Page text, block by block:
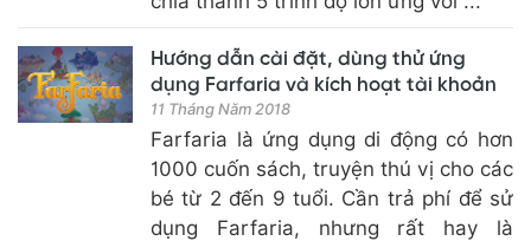
Hướng dẫn cài đặt, dùng thử ứng
dụng Farfaria và kích hoạt tài khoản
11 Tháng Năm 2018
Farfaria là ứng dụng di động có hơn
1000 cuốn sách, truyện thú vị cho các
bé từ 2 đến 9 tuổi. Cần trả phí để sử
dụng Farfaria, nhưng rất hay là